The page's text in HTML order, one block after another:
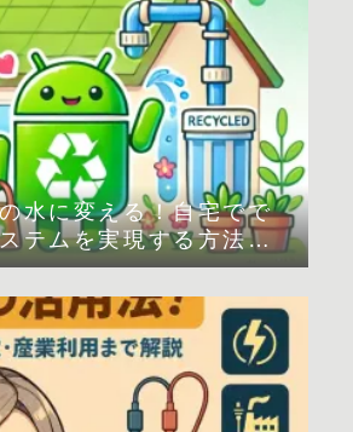
水に変える！自宅でで
テムを実現する方法